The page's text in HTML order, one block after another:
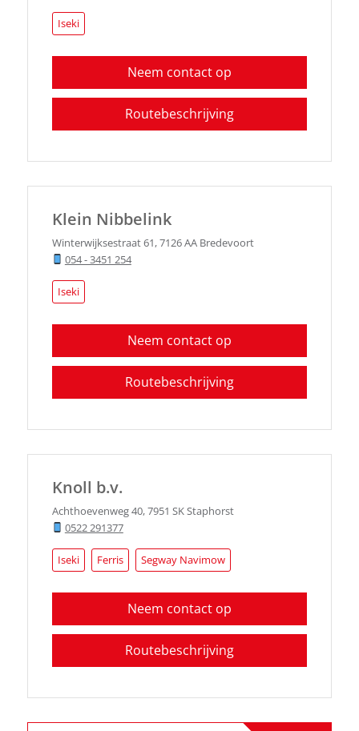
Iseki
Neem contact op
Routebeschrijving
Klein Nibbelink
Winterwijksestraat 61,7126 AA Bredevoort
054 - 3451 254
Iseki
Neem contact op
Routebeschrijving
Knoll b.v.
Achthoevenweg 40,7951 SKStaphorst
0522 291377
Iseki Ferris Segway Navimow
Neem contact op
Routebeschrijving